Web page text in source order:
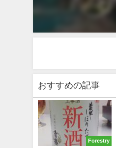
おすすめの記事
Forestry